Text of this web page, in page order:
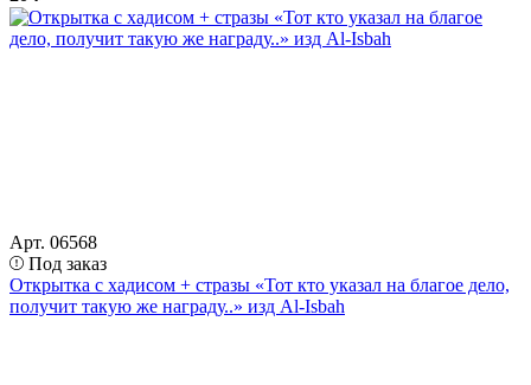
Арт. 06568
Под заказ
Открытка с хадисом + стразы «Тот кто указал на благое дело,
получит такую же награду..» изд Al-Isbah